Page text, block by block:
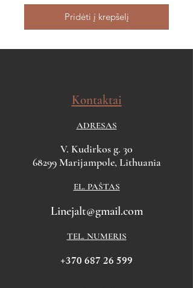
Pridėti į krepšelį
Kontaktai
ADRESAS
V. Kudirkos g. 30
68299 Marijampole, Lithuania
EL. PAŠTAS
Linejalt@gmail.com
TEL. NUMERIS
+370 687 26 599